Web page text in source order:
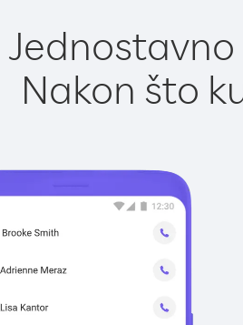
Nakon što